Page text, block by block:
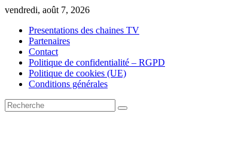
Skip
content
vendredi, août 7, 2026
Presentations des chaines TV
Partenaires
Contact
Politique de confidentialité – RGPD
Politique de cookies (UE)
Conditions générales